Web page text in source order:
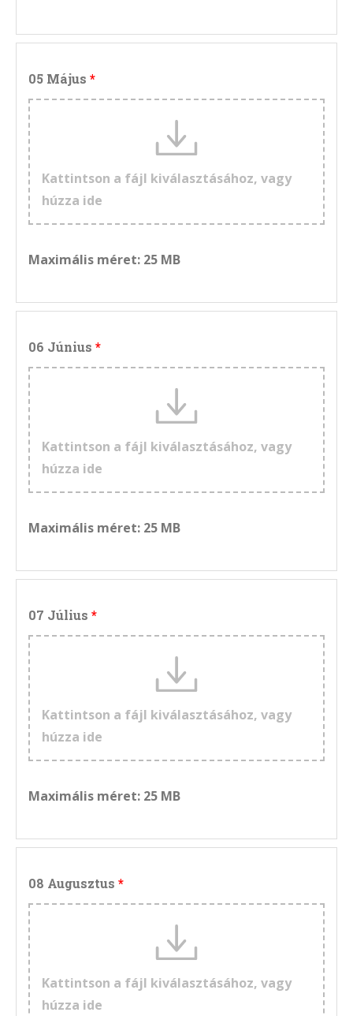
05 Május
Kattintson a fájl kiválasztásához, vagy
húzza ide
Maximális méret: 25 MB
06 Június
Kattintson a fájl kiválasztásához, vagy
húzza ide
Maximális méret: 25 MB
07 Július
Kattintson a fájl kiválasztásához, vagy
húzza ide
Maximális méret: 25 MB
08 Augusztus
Kattintson a fájl kiválasztásához, vagy
húzza ide